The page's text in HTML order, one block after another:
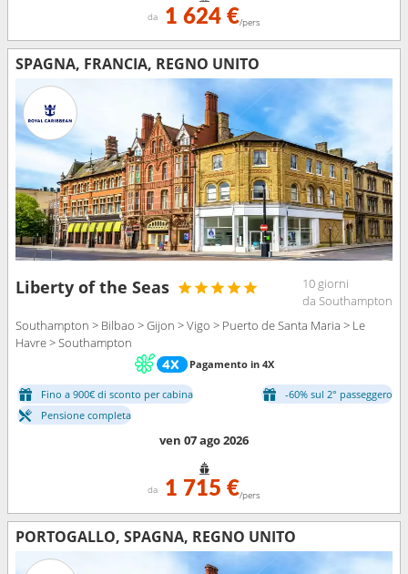
da 1 624 €/pers
SPAGNA, FRANCIA, REGNO UNITO
Liberty of the Seas
10 giorni
da Southampton
Southampton > Bilbao > Gijon > Vigo > Puerto de Santa Maria > Le
Havre > Southampton
Pagamento in 4X
Fino a 900€ di sconto per cabina
-60% sul 2° passeggero
Pensione completa
ven 07 ago 2026
da 1 715 €/pers
PORTOGALLO, SPAGNA, REGNO UNITO